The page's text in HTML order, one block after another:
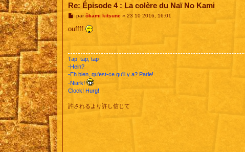
Re: Épisode 4 : La colère du Naï No Kami
M
s
parôkami kitsune» 23 10 2016, 16:01
ouffff
Tap, tap, tap
-Hein?
-Eh bien, qu'est-ce qu'il y a? Parle!
-Niark!
Clock! Hurg!
許されるより許し信じて